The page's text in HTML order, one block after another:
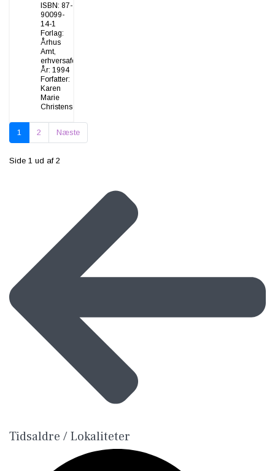
ISBN: 87-
90099-
14-1
Forlag:
Århus
Amt,
erhversafd.
År: 1994
Forfatter:
Karen
Marie
Christensen
1 2 Næste
Side 1 ud af 2
Tidsaldre / Lokaliteter